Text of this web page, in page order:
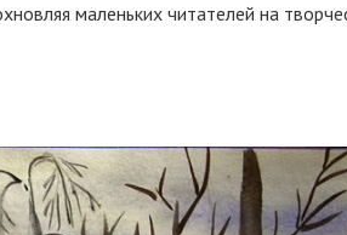
маленьких читателей на